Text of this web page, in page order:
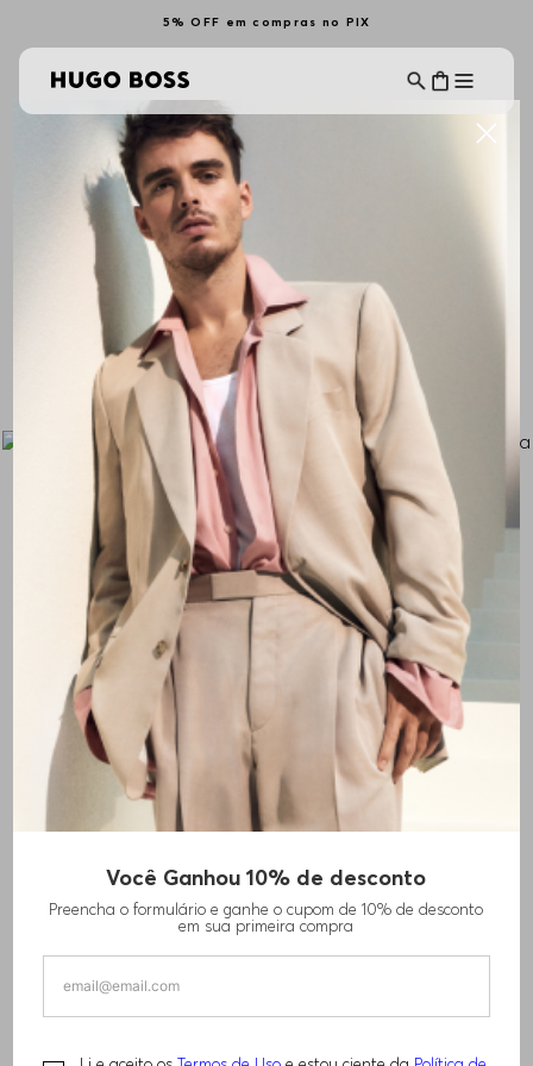
5% OFF em compras no PIX
Você Ganhou 10% de desconto
Preencha o formulário e ganhe o cupom de 10% de desconto
em sua primeira compra
CAMISETA DE ALGODÃO STRETCH COM
BANDEIRA DA ALEMANHA